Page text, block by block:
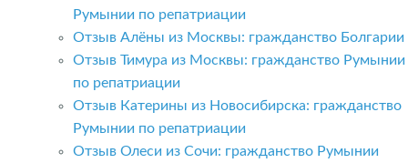
Румынии по репатриации
Отзыв Алёны из Москвы: гражданство Болгарии
Отзыв Тимура из Москвы: гражданство Румынии
по репатриации
Отзыв Катерины из Новосибирска: гражданство
Румынии по репатриации
Отзыв Олеси из Сочи: гражданство Румынии